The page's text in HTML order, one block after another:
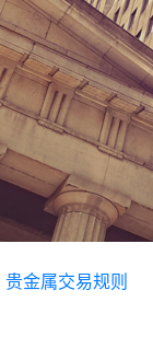
贵金属交易规则